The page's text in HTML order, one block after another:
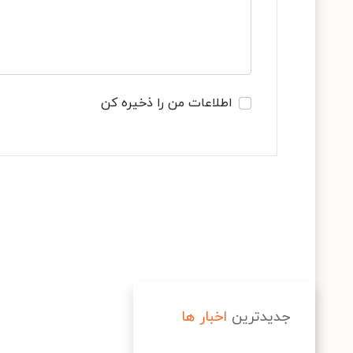
اطلاعات من را ذخیره کن
جدیدترین اخبار ها